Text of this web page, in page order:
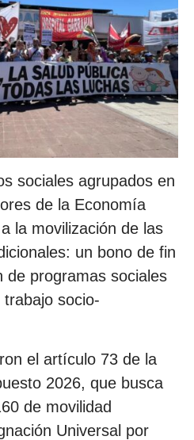
sociales agrupados en
de la Economía
la movilización de las
un bono de fin
de programas sociales
socio-
el artículo 73 de la
2026, que busca
de movilidad
Universal por